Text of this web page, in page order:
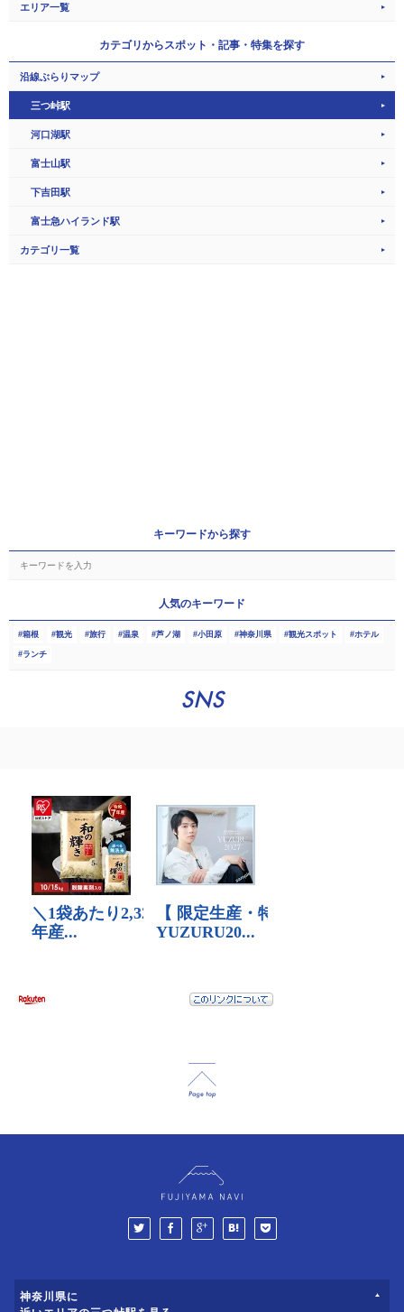
エリア一覧
カテゴリからスポット・記事・特集を探す
沿線ぶらりマップ
三つ峠駅
河口湖駅
富士山駅
下吉田駅
富士急ハイランド駅
カテゴリ一覧
キーワードから探す
人気のキーワード
箱根 観光 旅行 温泉 芦ノ湖 小田原 神奈川県 観光スポット ホテル
ランチ
SNS
神奈川県に